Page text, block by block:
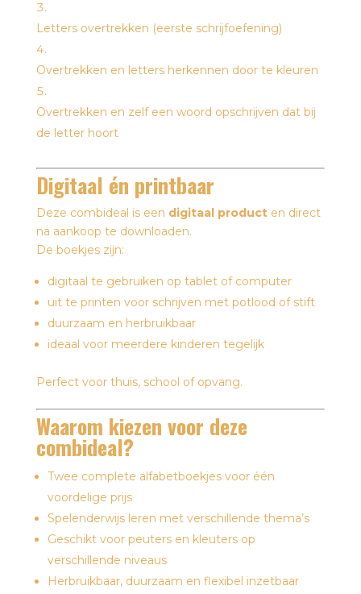
Letters overtrekken (eerste schrijfoefening)
Overtrekken en letters herkennen door te kleuren
Overtrekken en zelf een woord opschrijven dat bij
de letter hoort
Digitaal én printbaar
Deze combideal is een digitaal producten direct
na aankoop te downloaden.
De boekjes zijn:
digitaal te gebruiken op tablet of computer
uit te printen voor schrijven met potlood of stift
duurzaam en herbruikbaar
ideaal voor meerdere kinderen tegelijk
Perfect voor thuis, school of opvang.
Waarom kiezen voor deze
combideal?
Twee complete alfabetboekjes voor één
voordelige prijs
Spelenderwijs leren met verschillende thema’s
Geschikt voor peuters en kleuters op
verschillende niveaus
Herbruikbaar, duurzaam en flexibel inzetbaar